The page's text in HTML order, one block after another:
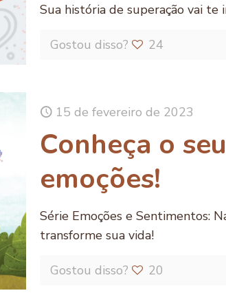
Sua história de superação vai te
Gostou disso? 24
15 de fevereiro de 2023
Conheça o
emoções!
Série Emoções e Sentimentos:
transforme sua vida!
Gostou disso? 20